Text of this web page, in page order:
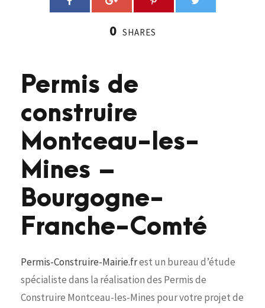
0 SHARES
Permis de
construire
Montceau-les-
Mines –
Bourgogne-
Franche-Comté
Permis-Construire-Mairie.frest un bureau d’étude
spécialiste dans la réalisation des Permis de
Construire Montceau-les-Mines pour votre projet de